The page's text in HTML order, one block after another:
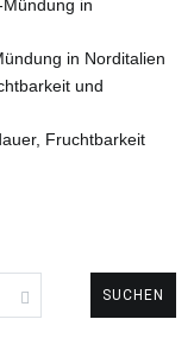
in
in Norditalien
und
Fruchtbarkeit